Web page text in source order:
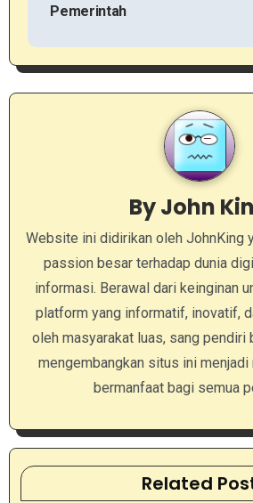
g
a
o
s
Pemerintah
ByJohn
Website ini didirikan oleh JohnKing
passion besar terhadap dunia
informasi. Berawal dari keinginan
platform yang informatif, inovatif,
oleh masyarakat luas, sang pendiri
mengembangkan situs ini menjadi
bermanfaat bagi semua
Related